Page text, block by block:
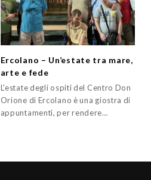
Ercolano – Un’estate tra mare,
arte e fede
L'estate degli ospiti del Centro Don
Orione di Ercolano è una giostra di
appuntamenti, per rendere…